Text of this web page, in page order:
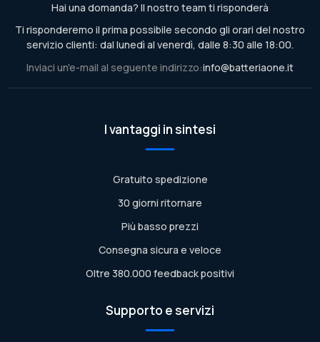
Hai una domanda? Il nostro team ti risponderà
Ti risponderemo il prima possibile secondo gli orari del nostro
servizio clienti: dal lunedì al venerdì, dalle 8:30 alle 18:00.
Inviaci un'e-mail al seguente indirizzo:info@batteriaone.it
I vantaggi in sintesi
Gratuito spedizione
30 giorni ritornare
Più basso prezzi
Consegna sicura e veloce
Oltre 380.000 feedback positivi
Supporto e servizi